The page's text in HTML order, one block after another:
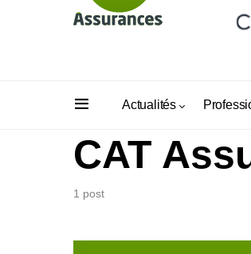
Actualités
CAT
1 post